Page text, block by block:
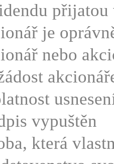
přijatou
je
nebo
vypuštěn
která